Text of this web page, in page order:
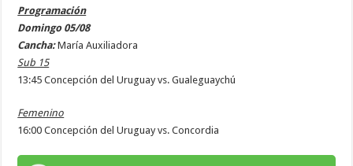
Programación
Domingo 05/08
Cancha:María Auxiliadora
Sub 15
13:45 Concepción del Uruguay vs. Gualeguaychú
Femenino
16:00 Concepción del Uruguay vs. Concordia